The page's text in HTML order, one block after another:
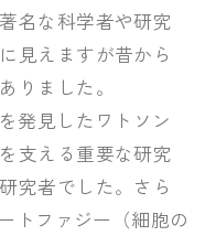
名な科学者や研究
見えますが昔から
りました。
発見したワトソン
支える重要な研究
究者でした。さら
トファジー（細胞の